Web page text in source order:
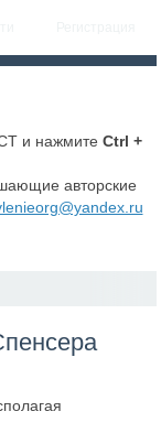
и нажмите Ctrl +
авторские